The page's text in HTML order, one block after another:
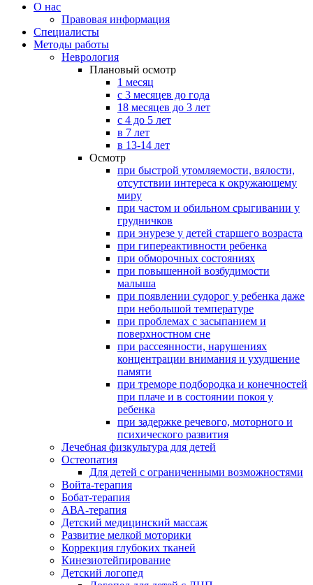
О нас
Правовая информация
Специалисты
Методы работы
Неврология
Плановый осмотр
1 месяц
с 3 месяцев до года
18 месяцев до 3 лет
с 4 до 5 лет
в 7 лет
в 13-14 лет
Осмотр
при быстрой утомляемости, вялости,
отсутствии интереса к окружающему
миру
при частом и обильном срыгивании у
грудничков
при энурезе у детей старшего возраста
при гипереактивности ребенка
при обморочных состояниях
при повышенной возбудимости
малыша
при появлении судорог у ребенка даже
при небольшой температуре
при проблемах с засыпанием и
поверхностном сне
при рассеянности, нарушениях
концентрации внимания и ухудшение
памяти
при треморе подбородка и конечностей
при плаче и в состоянии покоя у
ребенка
при задержке речевого, моторного и
психического развития
Лечебная физкультура для детей
Остеопатия
Для детей с ограниченными возможностями
Войта-терапия
Бобат-терапия
АВА-терапия
Детский медицинский массаж
Развитие мелкой моторики
Коррекция глубоких тканей
Кинезиотейпирование
Детский логопед